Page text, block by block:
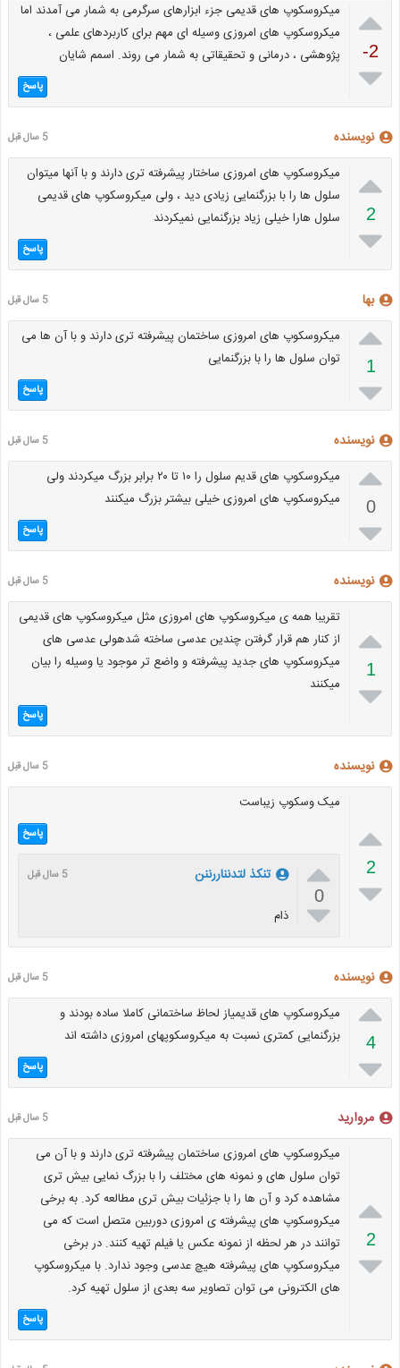

-2

میکروسکوپ های قدیمی جزء ابزارهای سرگرمی به شمار می آمدند اما
میکروسکوپ های امروزی وسیله ای مهم برای کاربردهای علمی ،
پژوهشی ، درمانی و تحقیقاتی به شمار می روند. اسمم شایان
پاسخ
نویسنده 5 سال قبل

2

میکروسکوپ های امروزی ساختار پیشرفته تری دارند و با آنها میتوان
سلول ها را با بزرگنمایی زیادی دید ، ولی میکروسکوپ های قدیمی
سلول هارا خیلی زیاد بزرگنمایی نمیکردند
پاسخ
بها 5 سال قبل

1

میکروسکوپ های امروزی ساختمان پیشرفته تری دارند و با آن ها می
توان سلول ها را با بزرگنمایی
پاسخ
نویسنده 5 سال قبل

0

میکروسکوپ های قدیم سلول را ۱۰ تا ۲۰ برابر بزرگ میکردند ولی
میکروسکوپ های امروزی خیلی بیشتر بزرگ میکنند
پاسخ
نویسنده 5 سال قبل

1

تقریبا همه ی میکروسکوپ های امروزی مثل میکروسکوپ های قدیمی
از کنار هم قرار گرفتن چندین عدسی ساخته شدهولی عدسی های
میکروسکوپ های جدید پیشرفته و واضع تر موجود یا وسیله را بیان
میکنند
پاسخ
نویسنده 5 سال قبل

2

میک وسکوپ زیباست
پاسخ

0

تنکذ لتدنناررننن 5 سال قبل
ذام
نویسنده 5 سال قبل

4

میکروسکوپ های قدیمیاز لحاظ ساختمانی کاملا ساده بودند و
بزرگنمایی کمتری نسبت به میکروسکوپهای امروزی داشته اند
پاسخ
مروارید 5 سال قبل

2

میکروسکوپ های امروزی ساختمان پیشرفته تری دارند و با آن می
توان سلول های و نمونه های مختلف را با بزرگ نمایی بیش تری
مشاهده کرد و آن ها را با جزئیات بیش تری مطالعه کرد. به برخی
میکروسکوپ های پیشرفته ی امروزی دوربین متصل است که می
توانند در هر لحظه از نمونه عکس یا فیلم تهیه کنند. در برخی
میکروسکوپ های پیشرفته هیچ عدسی وجود ندارد. با میکروسکوپ
های الکترونی می توان تصاویر سه بعدی از سلول تهیه کرد.
پاسخ